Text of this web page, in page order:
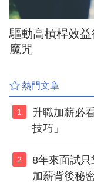
驅動高槓桿效
魔咒
熱門文章
1
升職加薪必
技巧」
2
8年來面試
加薪背後秘